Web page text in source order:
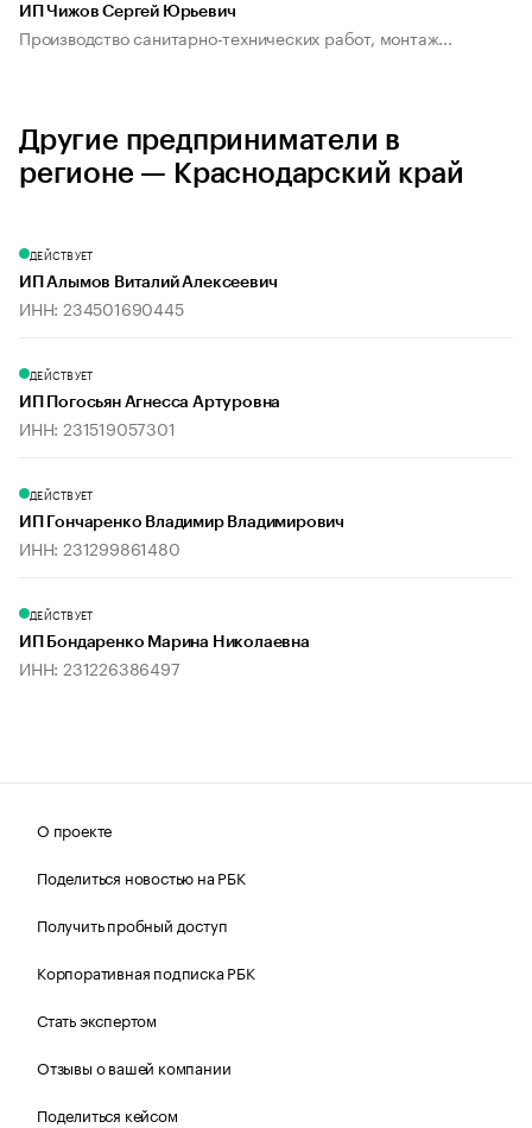
ИП Чижов Сергей Юрьевич
Производство санитарно-технических работ, монтаж...
Другие предприниматели в
регионе — Краснодарский край
ДЕЙСТВУЕТ
ИП Алымов Виталий Алексеевич
ИНН: 234501690445
ДЕЙСТВУЕТ
ИП Погосьян Агнесса Артуровна
ИНН: 231519057301
ДЕЙСТВУЕТ
ИП Гончаренко Владимир Владимирович
ИНН: 231299861480
ДЕЙСТВУЕТ
ИП Бондаренко Марина Николаевна
ИНН: 231226386497
О проекте
Поделиться новостью на РБК
Получить пробный доступ
Корпоративная подписка РБК
Стать экспертом
Отзывы о вашей компании
Поделиться кейсом